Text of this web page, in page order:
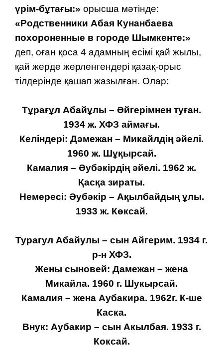
үрім-бұтағы:» орысша мәтінде:
«Родственники Абая Кунанбаева
похороненные в городе Шымкенте:»
деп, оған қоса 4 адамның есімі қай жылы,
қай жерде жерленгендері қазақ-орыс
тілдерінде қашап жазылған. Олар:
Тұрағұл Абайұлы – Әйгерімнен туған.
1934 ж. ХФЗ аймағы.
Келіндері: Дәмежан – Микайлдің әйелі.
1960 ж. Шұқырсай.
Камалия – Әубәкірдің әйелі. 1962 ж.
Қасқа зираты.
Немересі: Әубәкір – Ақылбайдың ұлы.
1933 ж. Көксай.
Турагул Абайулы – сын Айгерим. 1934 г.
р-н ХФЗ.
Жены сыновей: Дамежан – жена
Микайла. 1960 г. Шукырсай.
Камалия – жена Аубакира. 1962г. К-ше
Каска.
Внук: Аубакир – сын Акылбая. 1933 г.
Коксай.